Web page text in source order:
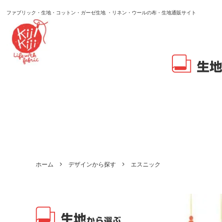
ファブリック・生地・コットン・ガーゼ生地 ・リネン・ウールの布・生地通販サイト
ホーム デザインから探す エスニック